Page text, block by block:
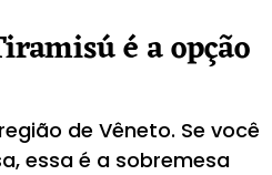
é a opção
de Vêneto. Se você
essa é a sobremesa